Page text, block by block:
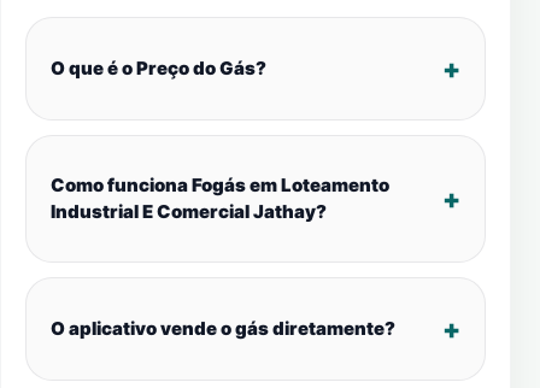
O que é o Preço do Gás?
Como funciona Fogás em Loteamento
Industrial E Comercial Jathay?
O aplicativo vende o gás diretamente?